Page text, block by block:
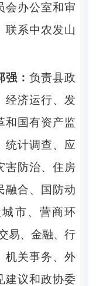
会办公室和审
联系中农发山
： 负责县政
经济运行、发
和国有资产监
统计调查、应
害防治、住房
融合、国防动
市、营商环
易、金融、行
机关事务、外
建议和政协委